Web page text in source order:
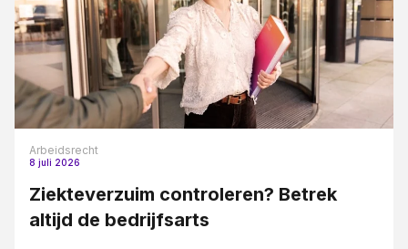
Arbeidsrecht
8 juli 2026
Ziekteverzuim controleren? Betrek
altijd de bedrijfsarts